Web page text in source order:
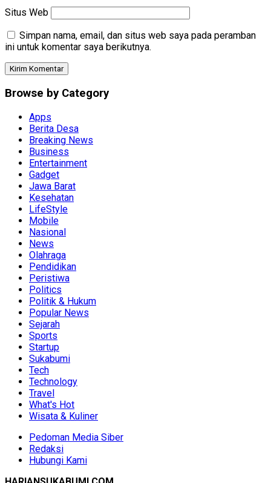
Situs Web
Simpan nama, email, dan situs web saya pada peramban
ini untuk komentar saya berikutnya.
Browse by Category
Apps
Berita Desa
Breaking News
Business
Entertainment
Gadget
Jawa Barat
Kesehatan
LifeStyle
Mobile
Nasional
News
Olahraga
Pendidikan
Peristiwa
Politics
Politik & Hukum
Popular News
Sejarah
Sports
Startup
Sukabumi
Tech
Technology
Travel
What's Hot
Wisata & Kuliner
Pedoman Media Siber
Redaksi
Hubungi Kami